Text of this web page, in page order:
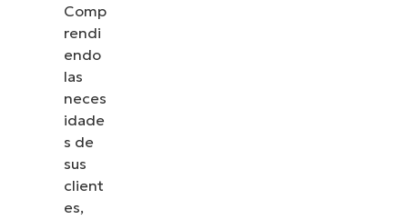
Comp
rendi
endo
las
neces
idade
s de
sus
client
es,